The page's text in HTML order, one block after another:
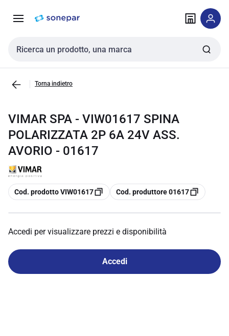
navigazione alla
Cerca input
Torna indietro
VIMAR SPA - VIW01617 SPINA
POLARIZZATA 2P 6A 24V ASS.
AVORIO - 01617
copia
Cod. prodotto VIW01617 copia
Cod. produttore 01617
Accedi per visualizzare prezzi e disponibilità
Accedi